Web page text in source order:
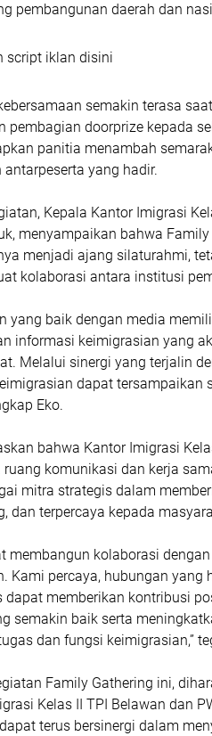
pembangunan daerah dan
script iklan disini
semakin terasa
pembagian doorprize kepada
panitia menambah
antarpeserta yang hadir.
Kepala Kantor Imigrasi
menyampaikan bahwa
menjadi ajang silaturahmi,
kolaborasi antara institusi
yang baik dengan media
informasi keimigrasian yang
Melalui sinergi yang terjalin
dapat tersampaikan
Eko.
bahwa Kantor Imigrasi
ruang komunikasi dan kerja
mitra strategis dalam
dan terpercaya kepada
membangun kolaborasi
Kami percaya, hubungan yang
dapat memberikan kontribusi
semakin baik serta
dan fungsi keimigrasian,”
Family Gathering ini,
Kelas II TPI Belawan dan
terus bersinergi dalam